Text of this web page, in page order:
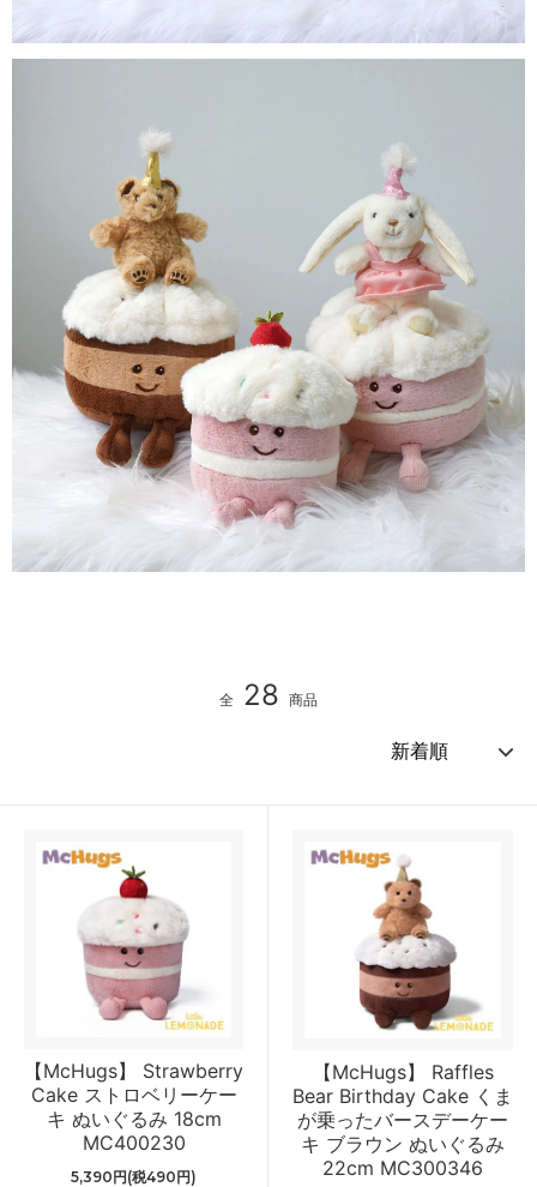
全 28 商品
【McHugs】 Strawberry
Cake ストロベリーケー
キ ぬいぐるみ 18cm
MC400230
5,390円(税490円)
【McHugs】 Raffles
Bear Birthday Cake くま
が乗ったバースデーケー
キ ブラウン ぬいぐるみ
22cm MC300346